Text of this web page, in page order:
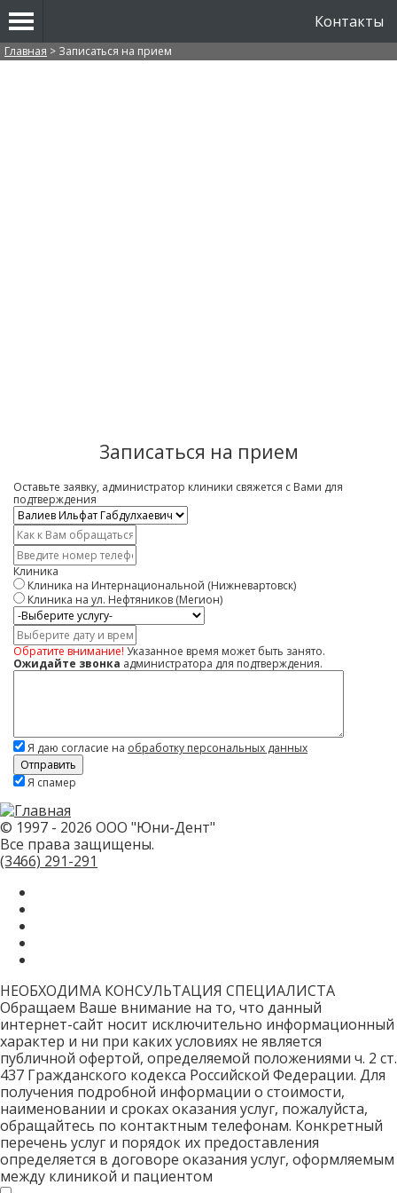
Контакты
Вы здесь
Главная > Записаться на прием
Записаться на прием
Оставьте заявку, администратор клиники свяжется с Вами для
подтверждения
Врач
*
Имя
*
Контактный
телефон
*
Клиника
Клиника на Интернациональной (Нижневартовск)
Клиника на ул. Нефтяников (Мегион)
Услуга
Дата
и
время
Обратите внимание! Указанное время может быть занято.
Ожидайте звонка администратора для подтверждения.
Комментарий
Я даю согласие на обработку персональных данных
Скажите,
не
заполняйте
это
поле.
CAPTCHA
только
роботов!
Я спамер
© 1997 - 2026 ООО "Юни-Дент"
Все права защищены.
(3466) 291-291
НЕОБХОДИМА КОНСУЛЬТАЦИЯ СПЕЦИАЛИСТА
Обращаем Ваше внимание на то, что данный
интернет-сайт носит исключительно информационный
характер и ни при каких условиях не является
публичной офертой, определяемой положениями ч. 2 ст.
437 Гражданского кодекса Российской Федерации. Для
получения подробной информации о стоимости,
наименовании и сроках оказания услуг, пожалуйста,
обращайтесь по контактным телефонам. Конкретный
перечень услуг и порядок их предоставления
определяется в договоре оказания услуг, оформляемым
между клиникой и пациентом